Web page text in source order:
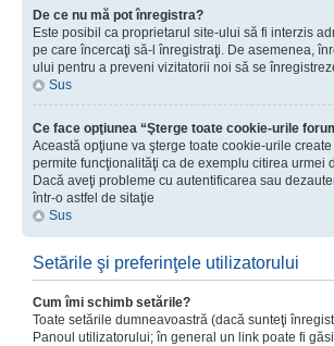
De ce nu mă pot înregistra?
Este posibil ca proprietarul site-ului să fi interzis
pe care încercaţi să-l înregistraţi. De asemenea,
ului pentru a preveni vizitatorii noi să se
Sus
Ce face opţiunea “Şterge toate cookie-urile
Această opţiune va şterge toate cookie-urile
permite funcţionalităţi ca de exemplu citirea urmei
Dacă aveţi probleme cu autentificarea sau
într-o astfel de sitaţie
Sus
Setările şi preferinţele utilizatorului
Cum îmi schimb setările?
Toate setările dumneavoastră (dacă sunteţi
Panoul utilizatorului; în general un link poate fi